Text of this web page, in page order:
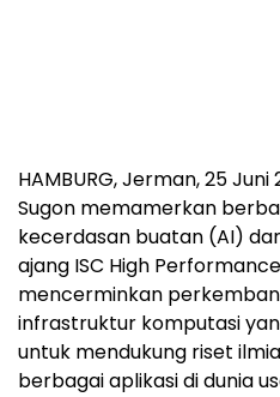
HAMBURG, Jerman, 25
Sugon memamerkan
kecerdasan buatan (AI)
ajang ISC High
mencerminkan
infrastruktur komputasi
untuk mendukung riset
berbagai aplikasi di dunia